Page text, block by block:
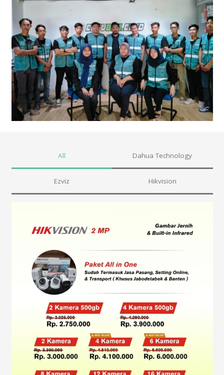
All Dahua Technology
Ezviz Hikvision